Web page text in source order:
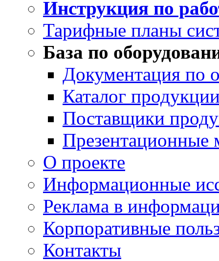
Инструкция по
Тарифные планы
База по
Документация по
Каталог
Поставщики
Презентационные
О проекте
Информационные
Реклама в
Корпоративные
Контакты